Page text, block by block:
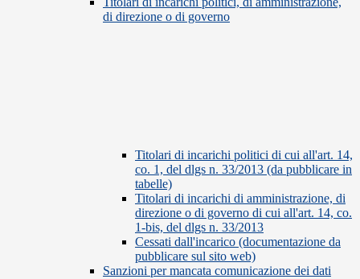
di direzione o di governo
Titolari di incarichi politici di cui all'art. 14,
co. 1, del dlgs n. 33/2013 (da pubblicare in
tabelle)
Titolari di incarichi di amministrazione, di
direzione o di governo di cui all'art. 14, co.
1-bis, del dlgs n. 33/2013
Cessati dall'incarico (documentazione da
pubblicare sul sito web)
Sanzioni per mancata comunicazione dei dati